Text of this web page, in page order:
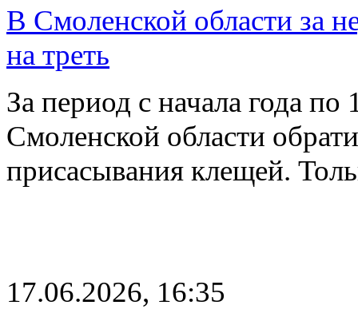
В Смоленской области за
на треть
За период с начала года
Смоленской области
присасывания клещей.
17.06.2026, 16:35